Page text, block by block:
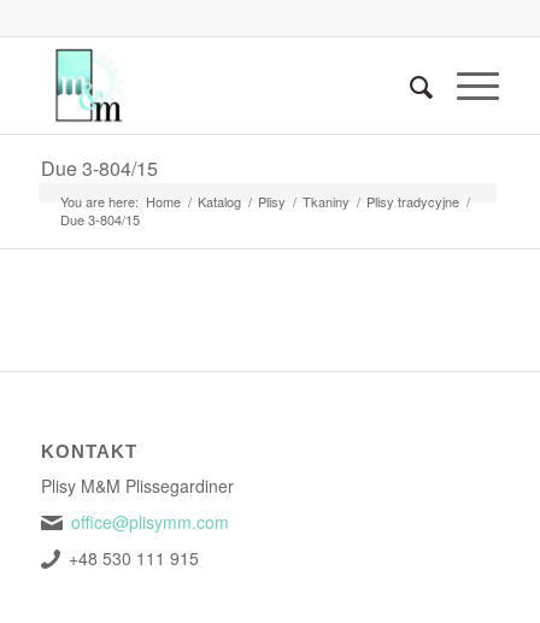
Due 3-804/15
You are here: Home / Katalog / Plisy / Tkaniny / Plisy tradycyjne /
Due 3-804/15
KONTAKT
Plisy M&M Plissegardiner
office@plisymm.com
+48 530 111 915